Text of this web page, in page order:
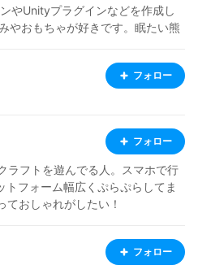
ます。(みんなとっても上手い∑(ﾟ
画(と勉強)が好きです！ ・わから
ーしてくれた人には必ずフォロバ
品が気に入った方は、コメントも
❤️, please!! If you like my work, pl
やUnityプラグインなどを作成し
やおもちゃが好きです。眠たい熊
フォロー
フォロー
ラフトを遊んでる人。スマホで行
トフォーム幅広くぷらぷらしてま
おしゃれがしたい！
フォロー